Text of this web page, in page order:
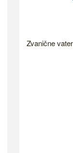
Zvanične